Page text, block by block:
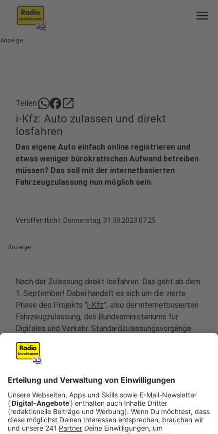
menu
Anzeige
Teilen: open_in_new
i-Kfz: Auto zulassen und direkt
losfahren
Das eigene Auto einfach online registrieren und
etwas weniger bürokratischen Aufwand betreiben
müssen? Das soll mit der internetbasierten
Fahrzeugzulassung nun möglich sein.
Veröffentlicht: Donnerstag, 31.08.2023 07:25
Anzeige
Nach der Zulassung direkt losfahren. Das geht ab dem
1. September! Dabei handelt es sich um die vierte
Phase des Projekts “i-Kfz”, also der internetbasierten
Fahrzeugzulassung, des Bundesministeriums für
Digitales und Verkehr. Standardzulassungsvorgänge
lassen sich schon seit Oktober 2019 online in den “i-
Kfz”-Portalen abwickeln. Neu ist ab September damit
nur der digitale Zulassungsbescheid. Dieser kann 10
Tage lang zur Überbrückung genutzt werden, bis zum
Erhalt aller wichtigen Dokumente durch die
Zulassungsbehörde. Auch E-Autos, Oldtimer und Autos
mit Saisonkennzeichen können ab September online
zugelassen werden.